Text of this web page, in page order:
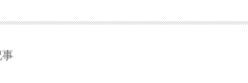
事